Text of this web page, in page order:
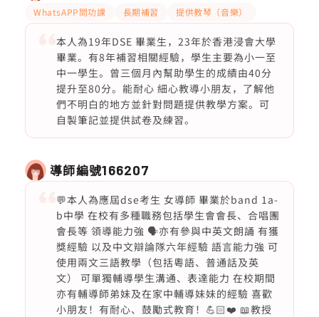
WhatsAPP問功課 長期補習 提供教琴（音樂）
本人為19年DSE 畢業生，23年於香港浸會大學
畢業。有8年補習相關經驗，學生主要為小一至
中一學生。曾三個月內幫助學生的成績由40分
提升至80分。能耐心 細心教導小朋友，了解他
們不明白的地方並針對問題提供教學方案。可
自製筆記並提供試卷及練習。
導師編號166207
💬本人為應屆dse考生 女導師 畢業於band 1a-
b中學 在校有多種職務包括學生會會長、合唱團
會長等 領導能力強 🗣️亦有參與中英文朗誦 有獲
獎經驗 以及中文辯論隊六年經驗 語言能力強 可
使用兩文三語教學（包括粵語、普通話及英
文） 可單獨輔導學生溝通、表達能力 在校期間
亦有輔導師弟妹及在家中輔導妹妹的經驗 喜歡
小朋友！有耐心、鼓勵式教育！💪🏻❤️ 📖教授